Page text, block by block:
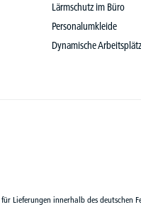
Lärmschutz im Büro
Personalumkleide
Dynamische
innerhalb des deutschen